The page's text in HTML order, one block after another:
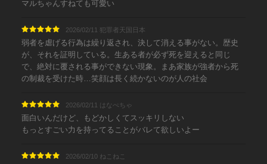
マルちゃんすねても可愛い
2026/02/11 犯罪者天国日本
弱者を虐げる行為は繰り返され、決して消える事がない。歴史
が、それを証明している。生ある者が必ず死を迎えると同じ
で、絶対に覆される事ができない現象。まあ家族が強者から死
の制裁を受けた時…笑顔は長く続かないのが人の社会
2026/02/11 はなぺちゃ
面白いんだけど、もどかしくてスッキリしない
もっとすごい力を持ってることがバレて欲しいよー
2026/02/10 ねこねこ